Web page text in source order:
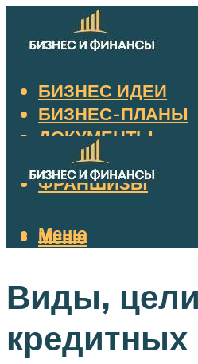
БИЗНЕС ИДЕИ
БИЗНЕС-ПЛАНЫ
ДОКУМЕНТЫ
НАЛОГИ
ФРАНШИЗЫ
Меню
Меню
Виды,
кредитных